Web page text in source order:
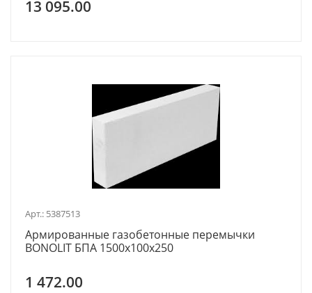
13 095.00
Арт.: 5387513
Армированные газобетонные перемычки
BONOLIT БПА 1500x100x250
1 472.00